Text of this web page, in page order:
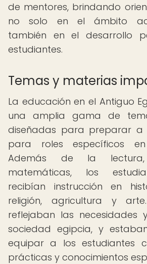
de mentores, brindando
no solo en el ámbito
también en el desarrollo
estudiantes.
Temas y materias
La educación en el Antiguo
una amplia gama de
diseñadas para preparar a
para roles específicos
Además de la
matemáticas, los
recibían instrucción en
religión, agricultura y
reflejaban las necesidades
sociedad egipcia, y
equipar a los estudiantes
prácticas y conocimientos